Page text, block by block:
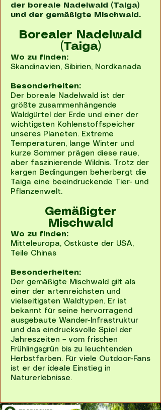
der boreale Nadelwald (Taiga)
und der gemäßigte Mischwald.
Borealer Nadelwald
(Taiga)
Wo zu finden:
Skandinavien, Sibirien, Nordkanada
Besonderheiten:
Der boreale Nadelwald ist der
größte zusammenhängende
Waldgürtel der Erde und einer der
wichtigsten Kohlenstoffspeicher
unseres Planeten. Extreme
Temperaturen, lange Winter und
kurze Sommer prägen diese raue,
aber faszinierende Wildnis. Trotz der
kargen Bedingungen beherbergt die
Taiga eine beeindruckende Tier- und
Pflanzenwelt.
Gemäßigter
Mischwald
Wo zu finden:
Mitteleuropa, Ostküste der USA,
Teile Chinas
Besonderheiten:
Der gemäßigte Mischwald gilt als
einer der artenreichsten und
vielseitigsten Waldtypen. Er ist
bekannt für seine hervorragend
ausgebaute Wander- Infrastruktur
und das eindrucksvolle Spiel der
Jahreszeiten – vom frischen
Frühlingsgrün bis zu leuchtenden
Herbstfarben. Für viele Outdoor-Fans
ist er der ideale Einstieg in
Naturerlebnisse.